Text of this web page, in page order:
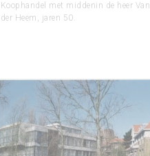
Koophandel met middenin de heer Van
der Heem, jaren 50.